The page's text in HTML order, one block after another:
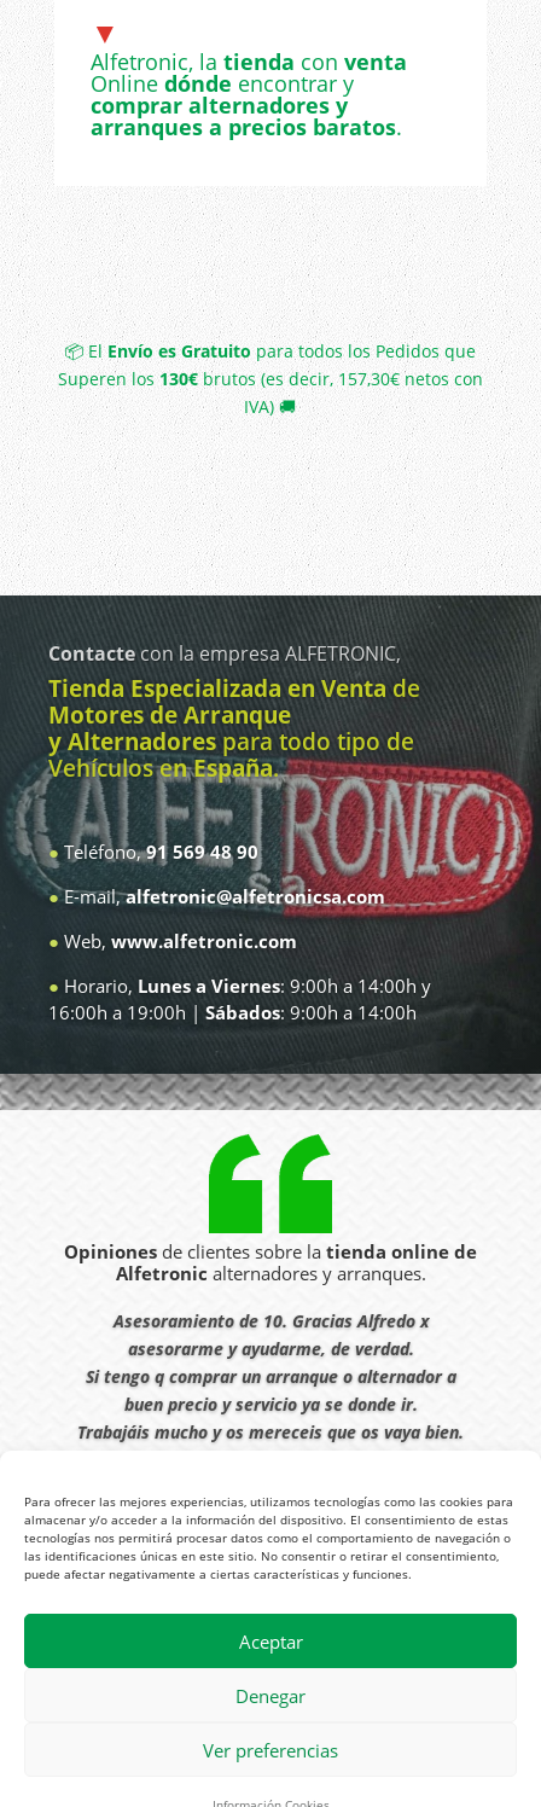
Para ofrecer las mejores experiencias, utilizamos tecnologías como las cookies para
almacenar y/o acceder a la información del dispositivo. El consentimiento de estas
tecnologías nos permitirá procesar datos como el comportamiento de navegación o
las identificaciones únicas en este sitio. No consentir o retirar el consentimiento,
puede afectar negativamente a ciertas características y funciones.
Aceptar
Denegar
Ver preferencias
▼
Alfetronic, la tienda con venta
Online dónde encontrar y
comprar alternadores y
arranques a precios baratos.
📦 ElEnvío es Gratuito para todos los Pedidos que
Superen los130€brutos (es decir, 157,30€ netos con
IVA) 🚚
Contactecon la empresa ALFETRONIC,
Tienda Especializada en Venta de
Motores de Arranque
y Alternadorespara todo tipo de
Vehículos en España.
●Teléfono,91 569 48 90
●E-mail,alfetronic@alfetronicsa.com
● Web, www.alfetronic.com
● Horario, Lunes a Viernes: 9:00h a 14:00h y
16:00h a 19:00h | Sábados: 9:00h a 14:00h
Opiniones de clientes sobre la tienda online de
Alfetronic alternadores y arranques.
Asesoramiento de 10. Gracias Alfredo x
asesorarme y ayudarme, de verdad.
Si tengo q comprar un arranque o alternador a
buen precio y servicio ya se donde ir.
Trabajáis mucho y os mereceis que os vaya bien.
© 2026Tienda Online Alfetronic SA|Aviso Legal-Política Privacidad-
Condiciones Venta Online
Diseño y Posicionamiento Web,Agencia web-espana.es